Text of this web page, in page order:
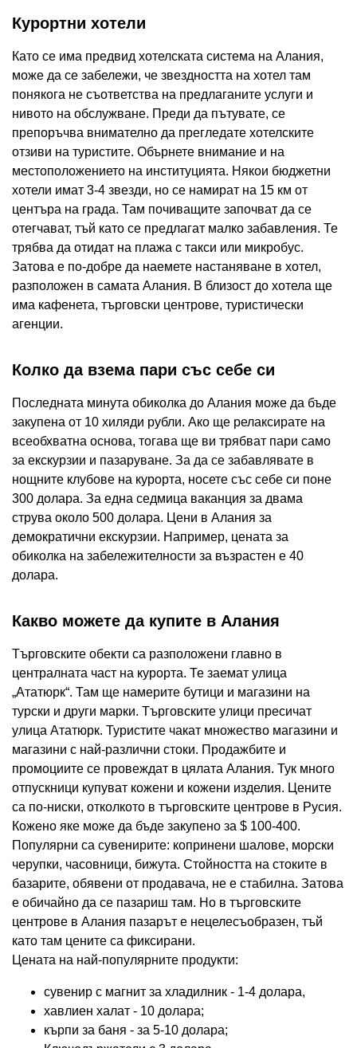
Курортни хотели
Като се има предвид хотелската система на Алания,
може да се забележи, че звездността на хотел там
понякога не съответства на предлаганите услуги и
нивото на обслужване. Преди да пътувате, се
препоръчва внимателно да прегледате хотелските
отзиви на туристите. Обърнете внимание и на
местоположението на институцията. Някои бюджетни
хотели имат 3-4 звезди, но се намират на 15 км от
центъра на града. Там почиващите започват да се
отегчават, тъй като се предлагат малко забавления. Те
трябва да отидат на плажа с такси или микробус.
Затова е по-добре да наемете настаняване в хотел,
разположен в самата Алания. В близост до хотела ще
има кафенета, търговски центрове, туристически
агенции.
Колко да взема пари със себе си
Последната минута обиколка до Алания може да бъде
закупена от 10 хиляди рубли. Ако ще релаксирате на
всеобхватна основа, тогава ще ви трябват пари само
за екскурзии и пазаруване. За да се забавлявате в
нощните клубове на курорта, носете със себе си поне
300 долара. За една седмица ваканция за двама
струва около 500 долара. Цени в Алания за
демократични екскурзии. Например, цената за
обиколка на забележителности за възрастен е 40
долара.
Какво можете да купите в Алания
Търговските обекти са разположени главно в
централната част на курорта. Те заемат улица
„Ататюрк“. Там ще намерите бутици и магазини на
турски и други марки. Търговските улици пресичат
улица Ататюрк. Туристите чакат множество магазини и
магазини с най-различни стоки. Продажбите и
промоциите се провеждат в цялата Алания. Тук много
отпускници купуват кожени и кожени изделия. Цените
са по-ниски, отколкото в търговските центрове в Русия.
Кожено яке може да бъде закупено за $ 100-400.
Популярни са сувенирите: копринени шалове, морски
черупки, часовници, бижута. Стойността на стоките в
базарите, обявени от продавача, не е стабилна. Затова
е обичайно да се пазариш там. Но в търговските
центрове в Алания пазарът е нецелесъобразен, тъй
като там цените са фиксирани.
Цената на най-популярните продукти:
сувенир с магнит за хладилник - 1-4 долара,
хавлиен халат - 10 долара;
кърпи за баня - за 5-10 долара;